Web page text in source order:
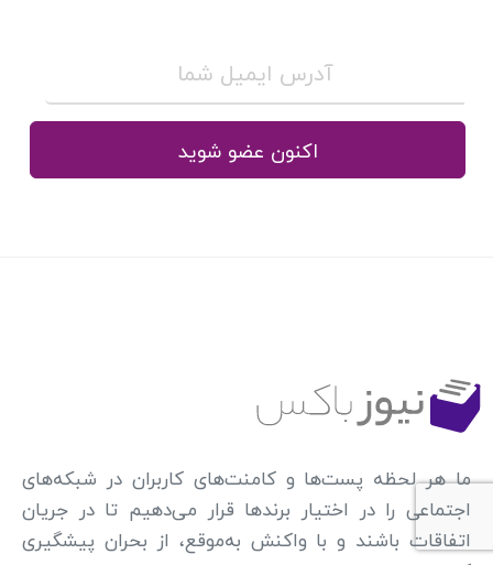
اکنون عضو شوید
ما هر لحظه پست‌ها و کامنت‌های کاربران در شبکه‌های
اجتماعی را در اختیار برندها قرار می‌دهیم تا در جریان
اتفاقات باشند و با واکنش به‌موقع، از بحران پیشگیری